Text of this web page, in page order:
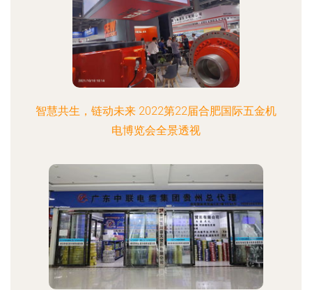
智慧共生，链动未来 2022第22届合肥国际五金机
电博览会全景透视